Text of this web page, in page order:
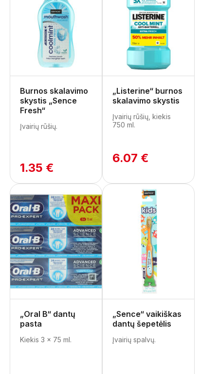
Burnos skalavimo
skystis „Sence
Fresh“
Įvairių rūšių.
1.35 €
„Listerine“ burnos
skalavimo skystis
Įvairių rūšių, kiekis
750 ml.
6.07 €
„Oral B“ dantų
pasta
Kiekis 3 x 75 ml.
„Sence“ vaikiškas
dantų šepetėlis
Įvairių spalvų.